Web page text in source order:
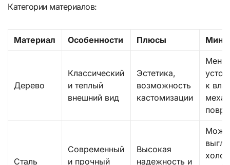
Категории материалов:
Материал Особенности Плюсы
Дерево
Классический
и теплый
внешний вид
Эстетика,
возможность
кастомизации
к
Сталь
Современный
и прочный
Высокая
надежность и